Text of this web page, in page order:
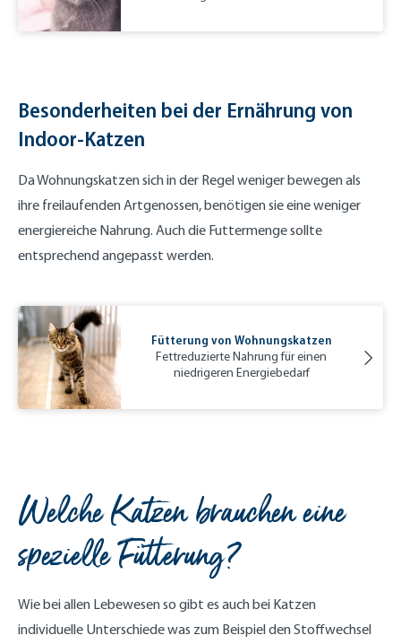
Besonderheiten bei der Ernährung von
Indoor-Katzen
Da Wohnungskatzen sich in der Regel weniger bewegen als
ihre freilaufenden Artgenossen, benötigen sie eine weniger
energiereiche Nahrung. Auch die Futtermenge sollte
entsprechend angepasst werden.
Fütterung von Wohnungskatzen
Fettreduzierte Nahrung für einen
niedrigeren Energiebedarf
Welche Katzen brauchen eine
spezielle Fütterung?
Wie bei allen Lebewesen so gibt es auch bei Katzen
individuelle Unterschiede was zum Beispiel den Stoffwechsel